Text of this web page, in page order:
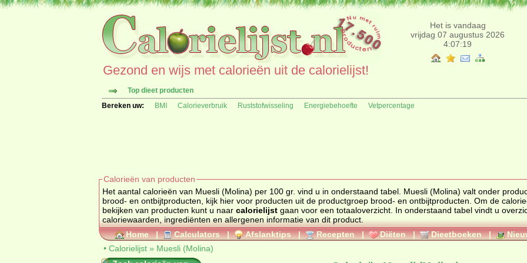
Het is vandaag
vrijdag 07 augustus 2026
4:07:19
Gezond en wijs met calorieën uit de calorielijst!
Top dieet producten
Bereken uw:
BMI Calorieverbruik Ruststofwisseling Energiebehoefte Vetpercentage
Calorieën van producten
Het aantal calorieën van Muesli (Molina) per 100 gr. vind u in onderstaand tabel. Muesli (Molina) valt onder productgroep
brood- en ontbijtproducten, kijk hier voor producten uit de productgroep brood- en ontbijtproducten
bekijken van producten kunt u naar calorielijst gaan voor een totaaloverzicht. In onderstaand tabel vindt u overzichtelijk de
caloriewaarden, ingrediënten en allergenen informatie van dit product.
Home | Calculators | Afslanktips | Recepten | Diëten | Dieetboeken |
• Calorielijst » Muesli (Molina)